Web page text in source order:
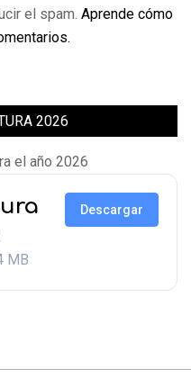
el spam. Aprende cómo
2026
el año 2026
MB
Descargar